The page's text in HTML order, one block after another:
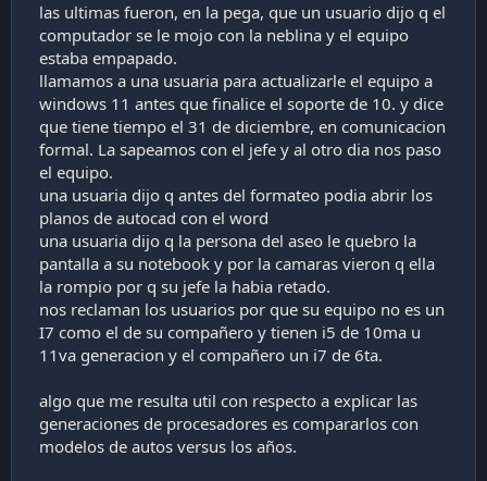
las ultimas fueron, en la pega, que un usuario dijo q el
computador se le mojo con la neblina y el equipo
estaba empapado.
llamamos a una usuaria para actualizarle el equipo a
windows 11 antes que finalice el soporte de 10. y dice
que tiene tiempo el 31 de diciembre, en comunicacion
formal. La sapeamos con el jefe y al otro dia nos paso
el equipo.
una usuaria dijo q antes del formateo podia abrir los
planos de autocad con el word
una usuaria dijo q la persona del aseo le quebro la
pantalla a su notebook y por la camaras vieron q ella
la rompio por q su jefe la habia retado.
nos reclaman los usuarios por que su equipo no es un
I7 como el de su compañero y tienen i5 de 10ma u
11va generacion y el compañero un i7 de 6ta.
algo que me resulta util con respecto a explicar las
generaciones de procesadores es compararlos con
modelos de autos versus los años.